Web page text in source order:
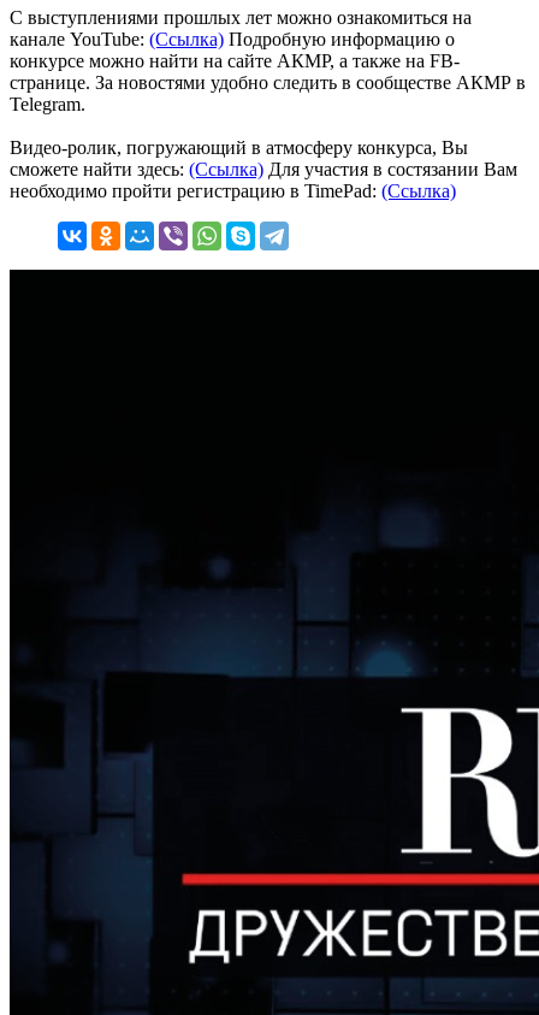
С выступлениями прошлых лет можно ознакомиться на
канале YouTube: (Ссылка) Подробную информацию о
конкурсе можно найти на сайте АКМР, а также на FB-
странице. За новостями удобно следить в сообществе АКМР в
Telegram.
Видео-ролик, погружающий в атмосферу конкурса, Вы
сможете найти здесь: (Ссылка) Для участия в состязании Вам
необходимо пройти регистрацию в TimePad: (Ссылка)